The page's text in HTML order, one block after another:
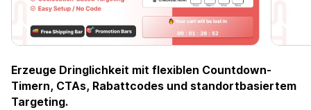
Erzeuge Dringlichkeit mit flexiblen Countdown-
Timern, CTAs, Rabattcodes und standortbasiertem
Targeting.